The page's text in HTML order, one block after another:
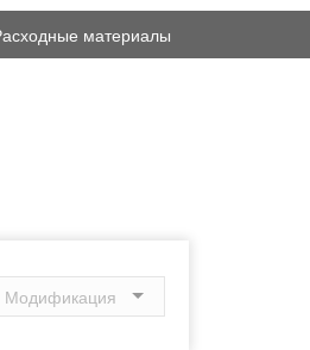
материалы